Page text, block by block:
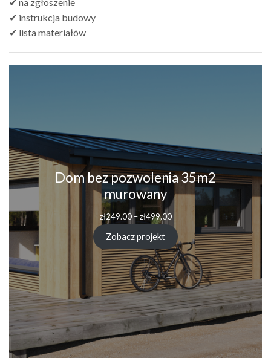
✔ instrukcja budowy
✔ lista materiałów
Dom bez pozwolenia 35m2
murowany
zł249.00 – zł499.00Zakres
od
zł249.00
do
zł499.00
Zobacz projekt